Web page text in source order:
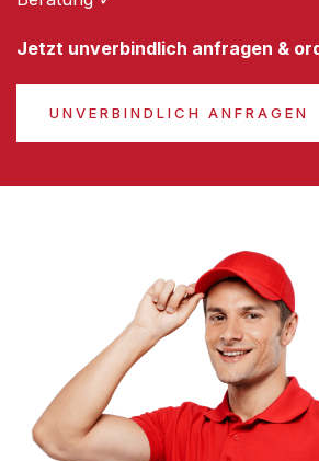
Jetzt unverbindlich anfragen &
UNVERBINDLICH ANFRAGEN